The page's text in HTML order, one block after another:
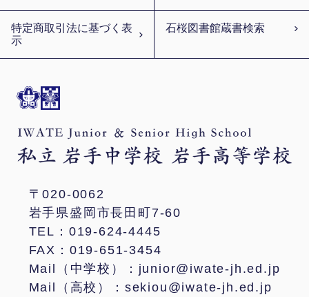
〒020-0062
岩手県盛岡市長田町7-60
TEL：019-624-4445
FAX：019-651-3454
Mail（中学校）：junior@iwate-jh.ed.jp
Mail（高校）：sekiou@iwate-jh.ed.jp
特定商取引法に基づく表
示
石桜図書館蔵書検索